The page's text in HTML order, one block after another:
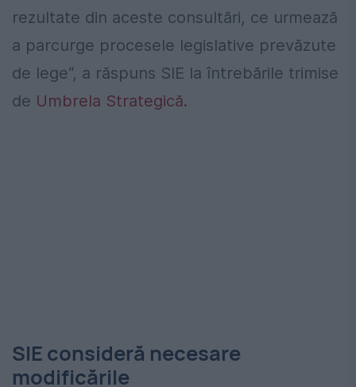
rezultate din aceste consultări, ce urmează
a parcurge procesele legislative prevăzute
de lege“, a răspuns SIE la întrebările trimise
de Umbrela Strategică.
SIE consideră necesare
modificările